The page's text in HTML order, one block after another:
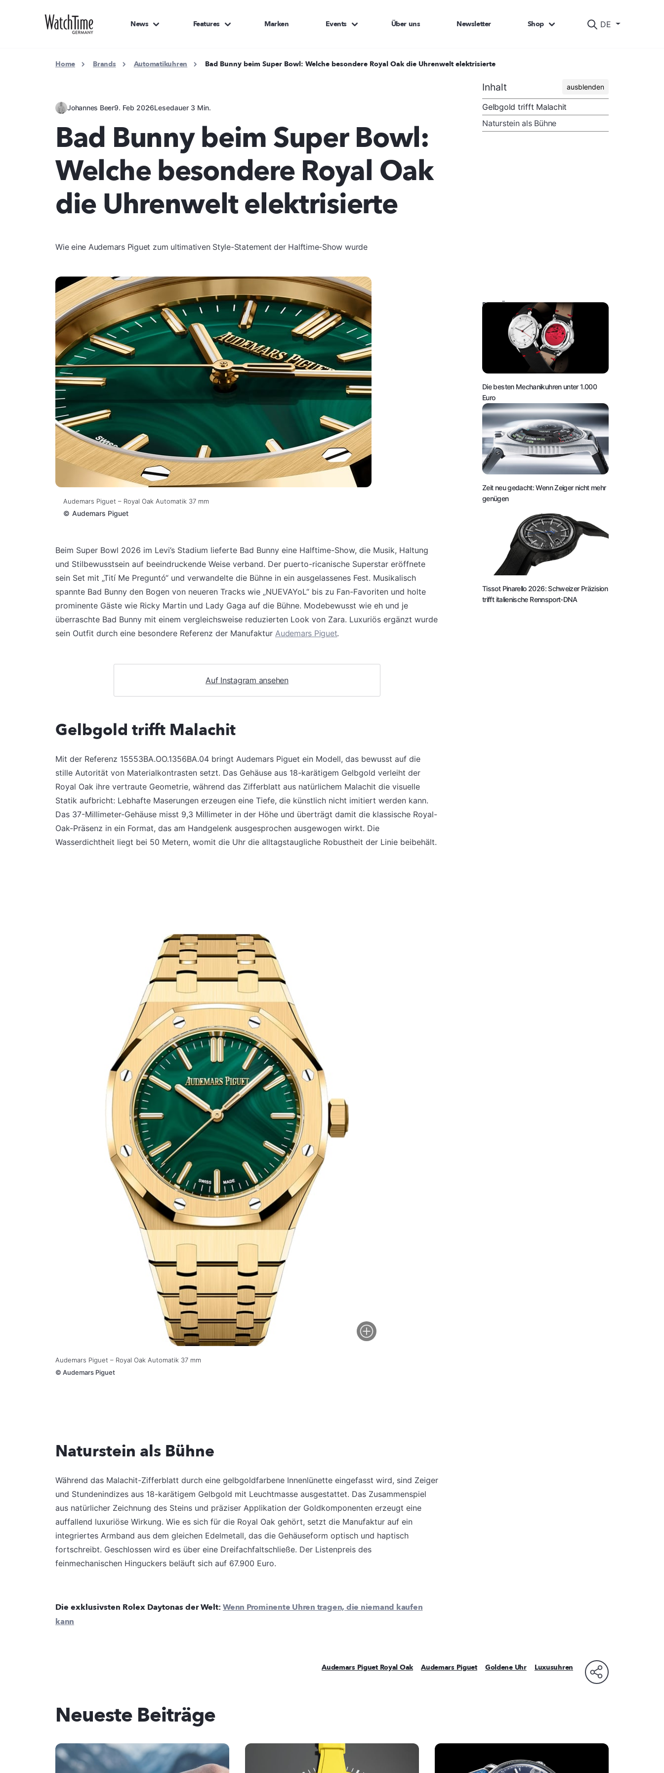
DE
News Features Marken Events Über uns Newsletter Shop
Home Brands Automatikuhren Bad Bunny beim Super Bowl: Welche besondere Royal Oak die Uhrenwelt elektrisierte
Johannes Beer9. Feb 2026Lesedauer 3 Min.
Bad Bunny beim Super Bowl:
Welche besondere Royal Oak
die Uhrenwelt elektrisierte
Wie eine Audemars Piguet zum ultimativen Style-Statement der Halftime-Show wurde
Audemars Piguet – Royal Oak Automatik 37 mm
© Audemars Piguet
Beim Super Bowl 2026 im Levi’s Stadium lieferte Bad Bunny eine Halftime-Show, die Musik, Haltung
und Stilbewusstsein auf beeindruckende Weise verband. Der puerto-ricanische Superstar eröffnete
sein Set mit „Tití Me Preguntó“ und verwandelte die Bühne in ein ausgelassenes Fest. Musikalisch
spannte Bad Bunny den Bogen von neueren Tracks wie „NUEVAYoL“ bis zu Fan-Favoriten und holte
prominente Gäste wie Ricky Martin und Lady Gaga auf die Bühne. Modebewusst wie eh und je
überraschte Bad Bunny mit einem vergleichsweise reduzierten Look von Zara. Luxuriös ergänzt wurde
sein Outfit durch eine besondere Referenz der Manufaktur Audemars Piguet.
Auf Instagram ansehen
Gelbgold trifft Malachit
Mit der Referenz 15553BA.OO.1356BA.04 bringt Audemars Piguet ein Modell, das bewusst auf die
stille Autorität von Materialkontrasten setzt. Das Gehäuse aus 18-karätigem Gelbgold verleiht der
Royal Oak ihre vertraute Geometrie, während das Zifferblatt aus natürlichem Malachit die visuelle
Statik aufbricht: Lebhafte Maserungen erzeugen eine Tiefe, die künstlich nicht imitiert werden kann.
Das 37-Millimeter-Gehäuse misst 9,3 Millimeter in der Höhe und überträgt damit die klassische Royal-
Oak-Präsenz in ein Format, das am Handgelenk ausgesprochen ausgewogen wirkt. Die
Wasserdichtheit liegt bei 50 Metern, womit die Uhr die alltagstaugliche Robustheit der Linie beibehält.
Audemars Piguet – Royal Oak Automatik 37 mm
© Audemars Piguet
Naturstein als Bühne
Während das Malachit-Zifferblatt durch eine gelbgoldfarbene Innenlünette eingefasst wird, sind Zeiger
und Stundenindizes aus 18-karätigem Gelbgold mit Leuchtmasse ausgestattet. Das Zusammenspiel
aus natürlicher Zeichnung des Steins und präziser Applikation der Goldkomponenten erzeugt eine
auffallend luxuriöse Wirkung. Wie es sich für die Royal Oak gehört, setzt die Manufaktur auf ein
integriertes Armband aus dem gleichen Edelmetall, das die Gehäuseform optisch und haptisch
fortschreibt. Geschlossen wird es über eine Dreifachfaltschließe. Der Listenpreis des
feinmechanischen Hinguckers beläuft sich auf 67.900 Euro.
Die exklusivsten Rolex Daytonas der Welt: Wenn Prominente Uhren tragen, die niemand kaufen
kann
Inhalt ausblenden
Gelbgold trifft Malachit
Naturstein als Bühne
DAS KÖNNTE SIE AUCH INTERESSIEREN:
Die besten Mechanikuhren unter 1.000
Euro
Zeit neu gedacht: Wenn Zeiger nicht mehr
genügen
Tissot Pinarello 2026: Schweizer Präzision
trifft italienische Rennsport-DNA
Audemars Piguet Royal Oak Audemars Piguet Goldene Uhr Luxusuhren
Neueste Beiträge